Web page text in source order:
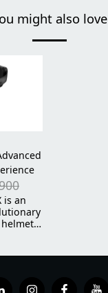
might also love
is an
6
The